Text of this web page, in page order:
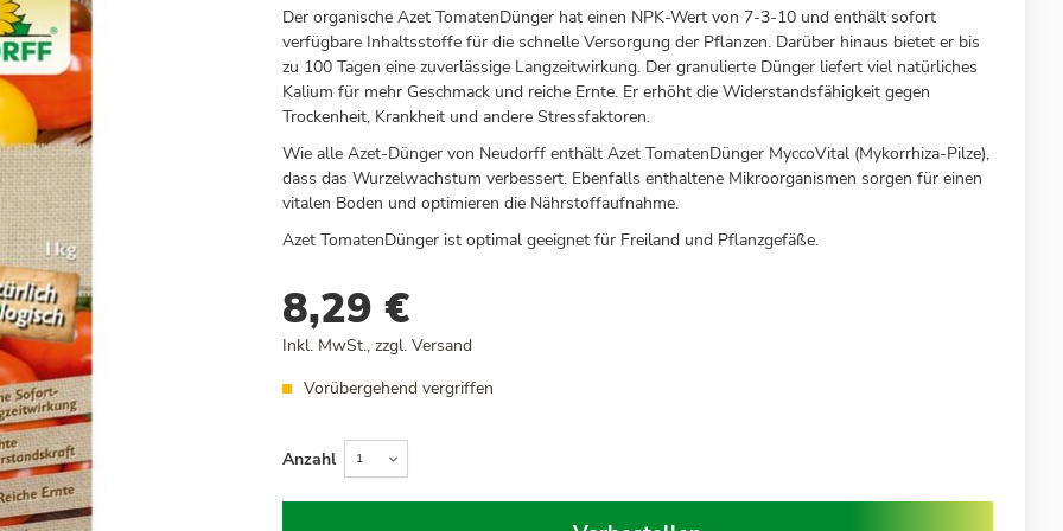
Der organische Azet TomatenDünger hat einen NPK-Wert von 7-3-10 und enthält sofort
verfügbare Inhaltsstoffe für die schnelle Versorgung der Pflanzen. Darüber hinaus bietet er bis
zu 100 Tagen eine zuverlässige Langzeitwirkung. Der granulierte Dünger liefert viel natürliches
Kalium für mehr Geschmack und reiche Ernte. Er erhöht die Widerstandsfähigkeit gegen
Trockenheit, Krankheit und andere Stressfaktoren.
Wie alle Azet-Dünger von Neudorff enthält Azet TomatenDünger MyccoVital (Mykorrhiza-Pilze),
dass das Wurzelwachstum verbessert. Ebenfalls enthaltene Mikroorganismen sorgen für einen
vitalen Boden und optimieren die Nährstoffaufnahme.
Azet TomatenDünger ist optimal geeignet für Freiland und Pflanzgefäße.
8,29 €
Inkl. MwSt., zzgl. Versand
Vorübergehend vergriffen
Anzahl